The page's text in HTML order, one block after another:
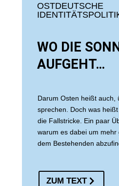
OSTDEUTSCHE
WO DIE
AUFGEHT…
Darum Osten heißt auch,
sprechen. Doch was
die Fallstricke. Ein paar
warum es dabei um mehr
dem Bestehenden
ZUM TEXT